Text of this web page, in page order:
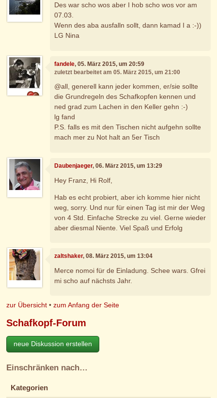
Des war scho wos aber I hob scho wos vor am
07.03.
Wenn des aba ausfalln sollt, dann kamad I a :-))
LG Nina
fandele, 05. März 2015, um 20:59
zuletzt bearbeitet am 05. März 2015, um 21:00
@all, generell kann jeder kommen, er/sie sollte
die Grundregeln des Schafkopfen kennen und
ned grad zum Lachen in den Keller gehn :-)
lg fand
P.S. falls es mit den Tischen nicht aufgehn sollte
mach mer zu Not halt an 5er Tisch
Daubenjaeger, 06. März 2015, um 13:29
Hey Franz, Hi Rolf,
Hab es echt probiert, aber ich komme hier nicht
weg, sorry. Und nur für einen Tag ist mir der Weg
von 4 Std. Einfache Strecke zu viel. Gerne wieder
aber diesmal Niente. Viel Spaß und Erfolg
zaltshaker, 08. März 2015, um 13:04
Merce nomoi für de Einladung. Schee wars. Gfrei
mi scho auf nächsts Jahr.
zur Übersicht •zum Anfang der Seite
Schafkopf-Forum
neue Diskussion erstellen
Einschränken nach…
Kategorien